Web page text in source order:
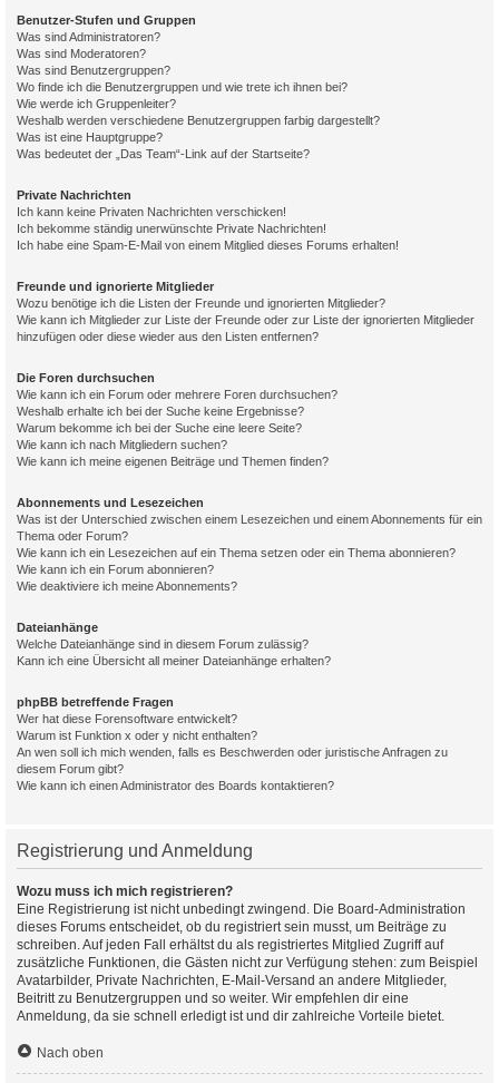
Benutzer-Stufen und Gruppen
Was sind Administratoren?
Was sind Moderatoren?
Was sind Benutzergruppen?
Wo finde ich die Benutzergruppen und wie trete ich ihnen bei?
Wie werde ich Gruppenleiter?
Weshalb werden verschiedene Benutzergruppen farbig dargestellt?
Was ist eine Hauptgruppe?
Was bedeutet der „Das Team“-Link auf der Startseite?
Private Nachrichten
Ich kann keine Privaten Nachrichten verschicken!
Ich bekomme ständig unerwünschte Private Nachrichten!
Ich habe eine Spam-E-Mail von einem Mitglied dieses Forums erhalten!
Freunde und ignorierte Mitglieder
Wozu benötige ich die Listen der Freunde und ignorierten Mitglieder?
Wie kann ich Mitglieder zur Liste der Freunde oder zur Liste der ignorierten Mitglieder
hinzufügen oder diese wieder aus den Listen entfernen?
Die Foren durchsuchen
Wie kann ich ein Forum oder mehrere Foren durchsuchen?
Weshalb erhalte ich bei der Suche keine Ergebnisse?
Warum bekomme ich bei der Suche eine leere Seite?
Wie kann ich nach Mitgliedern suchen?
Wie kann ich meine eigenen Beiträge und Themen finden?
Abonnements und Lesezeichen
Was ist der Unterschied zwischen einem Lesezeichen und einem Abonnements für ein
Thema oder Forum?
Wie kann ich ein Lesezeichen auf ein Thema setzen oder ein Thema abonnieren?
Wie kann ich ein Forum abonnieren?
Wie deaktiviere ich meine Abonnements?
Dateianhänge
Welche Dateianhänge sind in diesem Forum zulässig?
Kann ich eine Übersicht all meiner Dateianhänge erhalten?
phpBB betreffende Fragen
Wer hat diese Forensoftware entwickelt?
Warum ist Funktion x oder y nicht enthalten?
An wen soll ich mich wenden, falls es Beschwerden oder juristische Anfragen zu
diesem Forum gibt?
Wie kann ich einen Administrator des Boards kontaktieren?
Registrierung und Anmeldung
Wozu muss ich mich registrieren?
Eine Registrierung ist nicht unbedingt zwingend. Die Board-Administration
dieses Forums entscheidet, ob du registriert sein musst, um Beiträge zu
schreiben. Auf jeden Fall erhältst du als registriertes Mitglied Zugriff auf
zusätzliche Funktionen, die Gästen nicht zur Verfügung stehen: zum Beispiel
Avatarbilder, Private Nachrichten, E-Mail-Versand an andere Mitglieder,
Beitritt zu Benutzergruppen und so weiter. Wir empfehlen dir eine
Anmeldung, da sie schnell erledigt ist und dir zahlreiche Vorteile bietet.
Nach oben